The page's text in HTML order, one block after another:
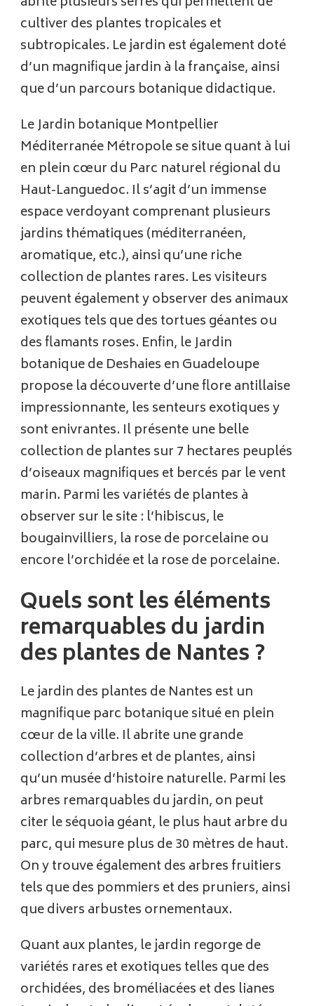
cultiver des plantes tropicales et
subtropicales. Le jardin est également doté
d’un magnifique jardin à la française, ainsi
que d’un parcours botanique didactique.
Le Jardin botanique Montpellier
Méditerranée Métropole se situe quant à lui
en plein cœur du Parc naturel régional du
Haut-Languedoc. Il s’agit d’un immense
espace verdoyant comprenant plusieurs
jardins thématiques (méditerranéen,
aromatique, etc.), ainsi qu’une riche
collection de plantes rares. Les visiteurs
peuvent également y observer des animaux
exotiques tels que des tortues géantes ou
des flamants roses. Enfin, le Jardin
botanique de Deshaies en Guadeloupe
propose la découverte d’une flore antillaise
impressionnante, les senteurs exotiques y
sont enivrantes. Il présente une belle
collection de plantes sur 7 hectares peuplés
d’oiseaux magnifiques et bercés par le vent
marin. Parmi les variétés de plantes à
observer sur le site : l’hibiscus, le
bougainvilliers, la rose de porcelaine ou
encore l’orchidée et la rose de porcelaine.
Quels sont les éléments
remarquables du jardin
des plantes de Nantes ?
Le jardin des plantes de Nantes est un
magnifique parc botanique situé en plein
cœur de la ville. Il abrite une grande
collection d’arbres et de plantes, ainsi
qu’un musée d’histoire naturelle. Parmi les
arbres remarquables du jardin, on peut
citer le séquoia géant, le plus haut arbre du
parc, qui mesure plus de 30 mètres de haut.
On y trouve également des arbres fruitiers
tels que des pommiers et des pruniers, ainsi
que divers arbustes ornementaux.
Quant aux plantes, le jardin regorge de
variétés rares et exotiques telles que des
orchidées, des broméliacées et des lianes